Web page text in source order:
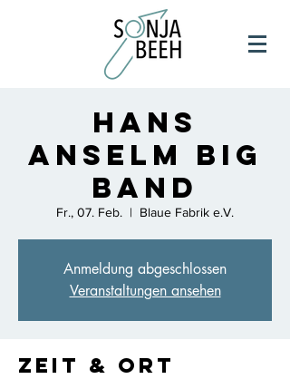
Hans
Anselm Big
Band
Fr., 07. Feb.
  |
Blaue Fabrik e.V.
Anmeldung abgeschlossen
Veranstaltungen ansehen
Zeit & Ort